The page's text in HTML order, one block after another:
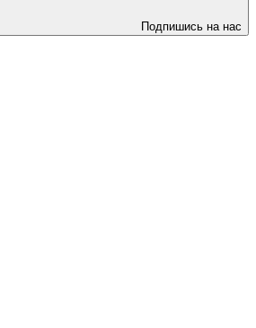
Подпишись на нас